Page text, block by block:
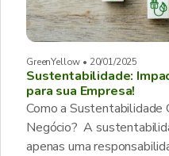
GreenYellow • 20/01/2025
Sustentabilidade:
para sua Empresa!
Como a Sustentabilidade
Negócio? A
apenas uma